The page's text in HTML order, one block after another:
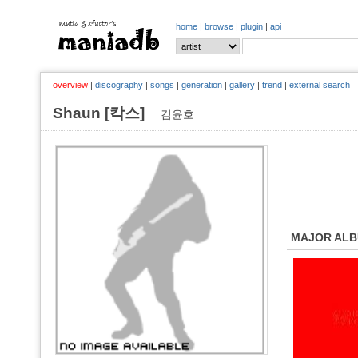
home | browse | plugin | api
overview | discography | songs | generation | gallery | trend | external search
Shaun [칵스] 김윤호
MAJOR